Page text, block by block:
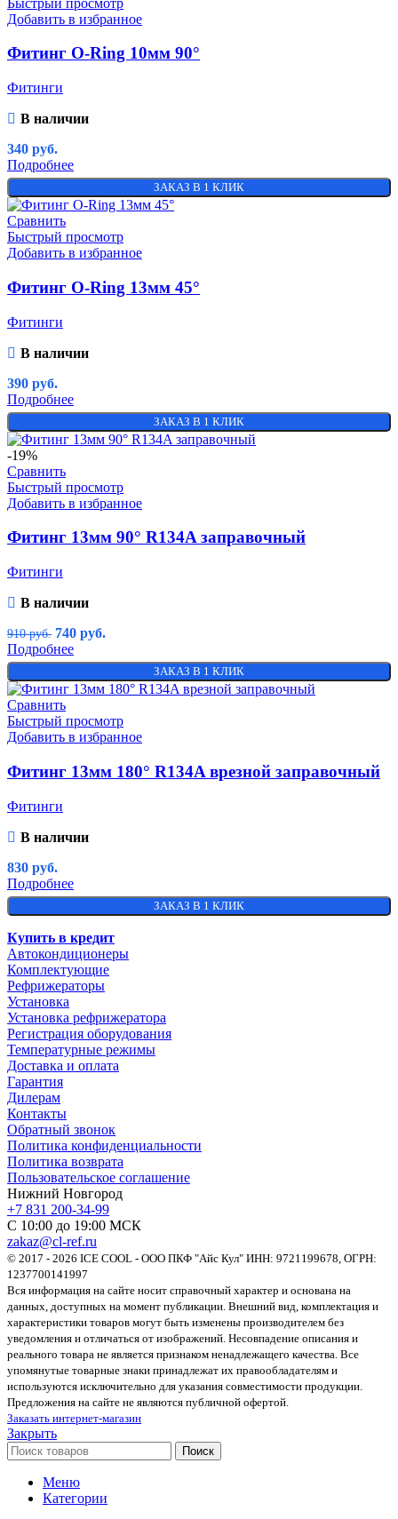
Добавить в избранное
Фитинг O-Ring 10мм 90°
Фитинги
В наличии
340 руб.
Подробнее
ЗАКАЗ В 1 КЛИК
Сравнить
Быстрый просмотр
Добавить в избранное
Фитинг O-Ring 13мм 45°
Фитинги
В наличии
390 руб.
Подробнее
ЗАКАЗ В 1 КЛИК
-19%
Сравнить
Быстрый просмотр
Добавить в избранное
Фитинг 13мм 90° R134A заправочный
Фитинги
В наличии
910руб. 740 руб.
Подробнее
ЗАКАЗ В 1 КЛИК
Сравнить
Быстрый просмотр
Добавить в избранное
Фитинг 13мм 180° R134A врезной заправочный
Фитинги
В наличии
830 руб.
Подробнее
ЗАКАЗ В 1 КЛИК
Купить в кредит
Автокондиционеры
Комплектующие
Рефрижераторы
Установка
Установка рефрижератора
Регистрация оборудования
Температурные режимы
Доставка и оплата
Гарантия
Дилерам
Контакты
Обратный звонок
Политика конфиденциальности
Политика возврата
Пользовательское соглашение
Нижний Новгород
+7 831 200-34-99
С 10:00 до 19:00 МСК
zakaz@cl-ref.ru
© 2017 - 2026 ICE COOL - ООО ПКФ "Айс Кул" ИНН: 9721199678, ОГРН:
1237700141997
Вся информация на сайте носит справочный характер и основана на
данных, доступных на момент публикации. Внешний вид, комплектация и
характеристики товаров могут быть изменены производителем без
уведомления и отличаться от изображений. Несовпадение описания и
реального товара не является признаком ненадлежащего качества. Все
упомянутые товарные знаки принадлежат их правообладателям и
используются исключительно для указания совместимости продукции.
Предложения на сайте не являются публичной офертой.
Заказать интернет-магазин
Закрыть
Поиск
Меню
Категории